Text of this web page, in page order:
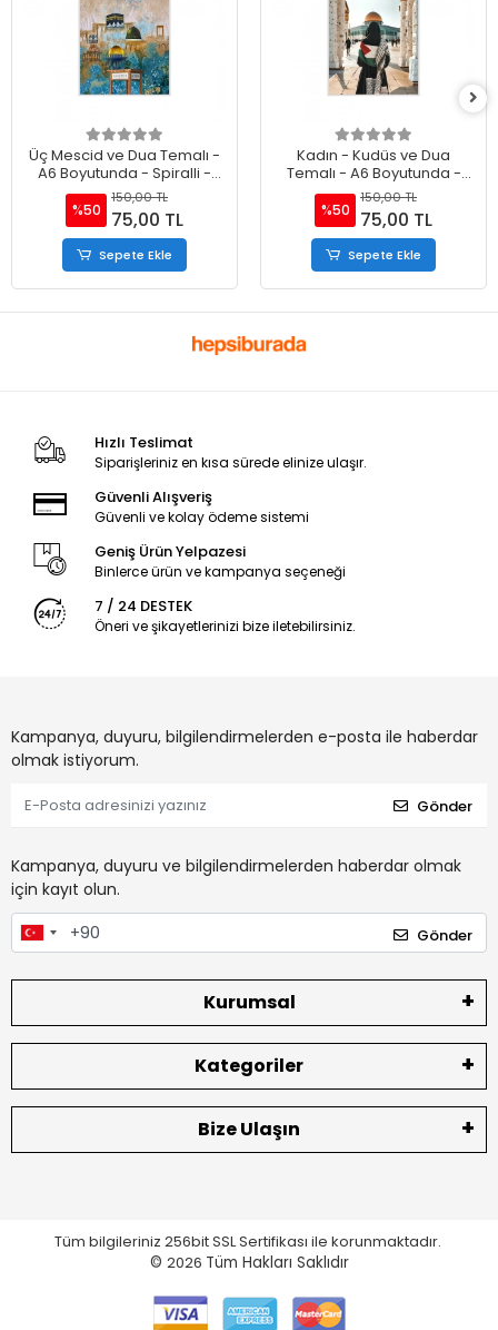
Üç Mescid ve Dua Temalı -
A6 Boyutunda - Spiralli -
Hediyelik Defter - Çizgili
%50
150,00 TL
75,00 TL
Sepete Ekle
Kadın - Kudüs ve Dua
Temalı - A6 Boyutunda -
Spiralli - Hediyelik Defter -
Çizgili
%50
150,00 TL
75,00 TL
Sepete Ekle
Hızlı Teslimat
Siparişleriniz en kısa sürede elinize ulaşır.
Güvenli Alışveriş
Güvenli ve kolay ödeme sistemi
Geniş Ürün Yelpazesi
Binlerce ürün ve kampanya seçeneği
7 / 24 DESTEK
Öneri ve şikayetlerinizi bize iletebilirsiniz.
Kampanya, duyuru, bilgilendirmelerden e-posta ile haberdar
olmak istiyorum.
Gönder
Kampanya, duyuru ve bilgilendirmelerden haberdar olmak
için kayıt olun.
Gönder
Kurumsal
Kategoriler
Bize Ulaşın
Tüm bilgileriniz 256bit SSL Sertifikası ile korunmaktadır.
© 2026 Tüm Hakları Saklıdır